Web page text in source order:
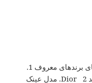
عکس هایی از جدیدترین مدل عینک های برندهای معروف 1.
مدل عینک های Dior عینک آفتابی برند Dior 2. مدل عینک